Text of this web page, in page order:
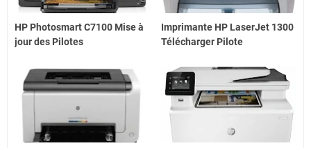
HP Photosmart C7100 Mise à
jour des Pilotes
Imprimante HP LaserJet 1300
Télécharger Pilote